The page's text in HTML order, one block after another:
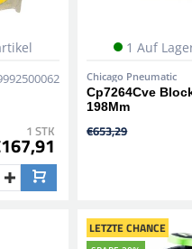
1 STK
1 Auf
Chicago Pneumatic
Cp7264Cve
198Mm
€653,29
LETZTE CHANCE